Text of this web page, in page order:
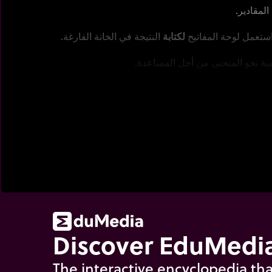
لوحة المفاتيح لكتابة النتيجة في الخانة الفارغة.
نحو المنحنى من أجل المساعدة.
Discover